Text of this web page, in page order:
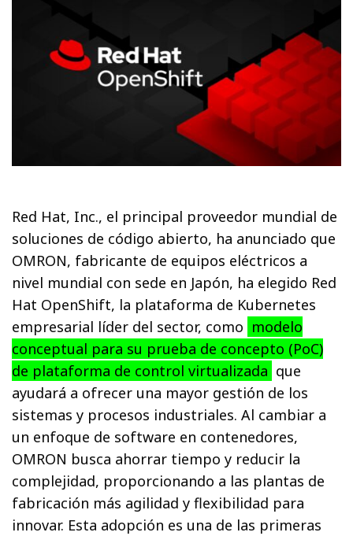
Red Hat, Inc., el principal proveedor mundial de
soluciones de código abierto, ha anunciado que
OMRON, fabricante de equipos eléctricos a
nivel mundial con sede en Japón, ha elegido Red
Hat OpenShift, la plataforma de Kubernetes
empresarial líder del sector, como modelo
conceptual para su prueba de concepto (PoC)
de plataforma de control virtualizada que
ayudará a ofrecer una mayor gestión de los
sistemas y procesos industriales. Al cambiar a
un enfoque de software en contenedores,
OMRON busca ahorrar tiempo y reducir la
complejidad, proporcionando a las plantas de
fabricación más agilidad y flexibilidad para
innovar. Esta adopción es una de las primeras